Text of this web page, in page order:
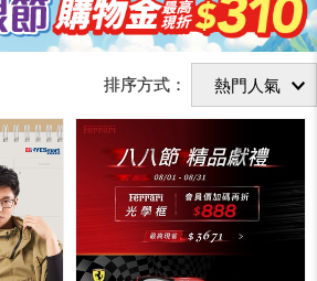
排序方式：